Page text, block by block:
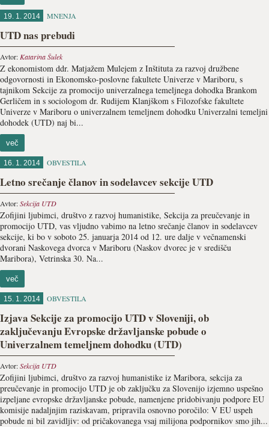
19. 1. 2014 MNENJA
UTD nas prebudi
Avtor: Katarina Šulek
Z ekonomistom ddr. Matjažem Mulejem z Inštituta za razvoj družbene
odgovornosti in Ekonomsko-poslovne fakultete Univerze v Mariboru, s
tajnikom Sekcije za promocijo univerzalnega temeljnega dohodka Brankom
Gerličem in s sociologom dr. Rudijem Klanjškom s Filozofske fakultete
Univerze v Mariboru o univerzalnem temeljnem dohodku Univerzalni temeljni
dohodek (UTD) naj bi...
več
16. 1. 2014 OBVESTILA
Letno srečanje članov in sodelavcev sekcije UTD
Avtor:Sekcija UTD
Zofijini ljubimci, društvo z razvoj humanistike, Sekcija za preučevanje in
promocijo UTD, vas vljudno vabimo na letno srečanje članov in sodelavcev
sekcije, ki bo v soboto 25. januarja 2014 od 12. ure dalje v večnamenski
dvorani Naskovega dvorca v Mariboru (Naskov dvorec je v središču
Maribora), Vetrinska 30. Na...
več
15. 1. 2014 OBVESTILA
Izjava Sekcije za promocijo UTD v Sloveniji, ob
zaključevanju Evropske državljanske pobude o
Univerzalnem temeljnem dohodku (UTD)
Avtor:Sekcija UTD
Zofijini ljubimci, društvo za razvoj humanistike iz Maribora, sekcija za
preučevanje in promocijo UTD je ob zaključku za Slovenijo izjemno uspešno
izpeljane evropske državljanske pobude, namenjene pridobivanju podpore EU
komisije nadaljnjim raziskavam, pripravila osnovno poročilo: V EU uspeh
pobude ni bil zavidljiv: od pričakovanega vsaj milijona podpornikov smo jih...